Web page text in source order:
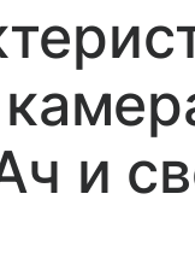
и